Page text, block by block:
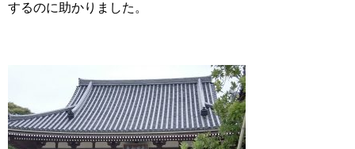
するのに助かりました。